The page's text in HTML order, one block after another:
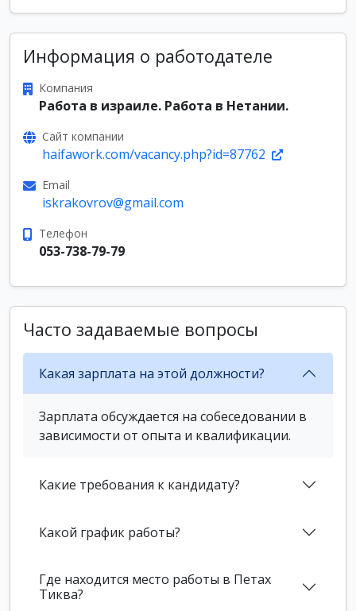
Информация о работодателе
Компания
Работа в израиле. Работа в Нетании.
Сайт компании
haifawork.com/vacancy.php?id=87762
Email
iskrakovrov@gmail.com
Телефон
053-738-79-79
Часто задаваемые вопросы
Какая зарплата на этой должности?
Зарплата обсуждается на собеседовании в
зависимости от опыта и квалификации.
Какие требования к кандидату?
Какой график работы?
Где находится место работы в Петах
Тиква?